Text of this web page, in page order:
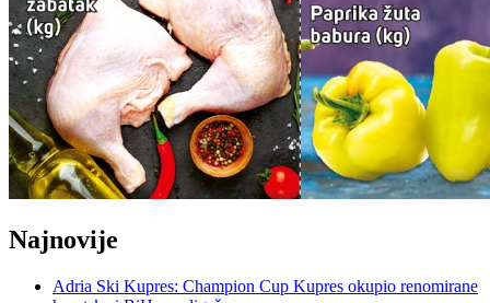
Najnovije
Adria Ski Kupres: Champion Cup Kupres okupio renomirane